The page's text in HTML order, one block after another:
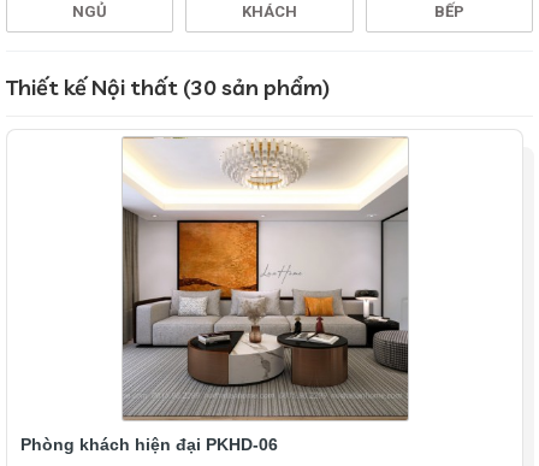
NGỦ
KHÁCH
BẾP
Thiết kế Nội thất (30 sản phẩm)
Phòng khách hiện đại PKHD-06